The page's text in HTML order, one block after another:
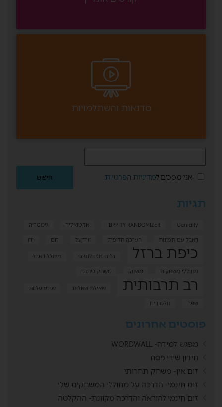
סדנאות והשתלמויות
אני מסכים למדיניות הפרטיות
תגיות
FLIPPITY RANDOMIZER Genially אקטואליה
גימטריה
דאבל עם תמונות
הערכה חלופית וורדעל זום יויו
כיפת ברזל כלים טכנולוגיים
מחולל דאבל
מחוללי משחקים
משחק משחק כיתתי
רב תרבותית שאילת שאלות
שבוע עליות
שפה
תלמידים
פוסטים אחרונים
מפגש למידה- WORDWALL
חידון שירי פסח
זום אין- משחק תחרותי
זום חינמי- הדרכה על מחוללי המשחקים שלי
זום חינמי להוראה והדרכה מקוונת- ההקלטה